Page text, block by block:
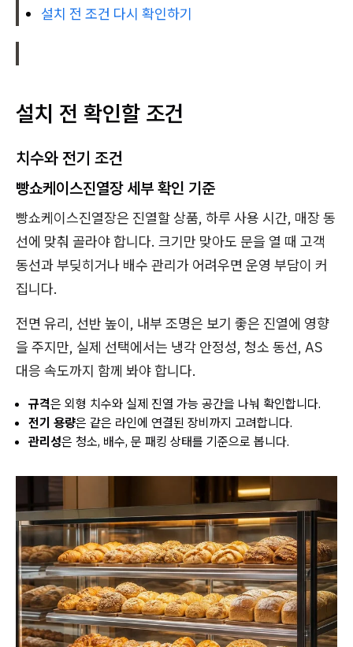
설치 전 조건 다시 확인하기
설치 전 확인할 조건
치수와 전기 조건
빵쇼케이스진열장 세부 확인 기준
빵쇼케이스진열장은 진열할 상품, 하루 사용 시간, 매장 동
선에 맞춰 골라야 합니다. 크기만 맞아도 문을 열 때 고객
동선과 부딪히거나 배수 관리가 어려우면 운영 부담이 커
집니다.
전면 유리, 선반 높이, 내부 조명은 보기 좋은 진열에 영향
을 주지만, 실제 선택에서는 냉각 안정성, 청소 동선, AS
대응 속도까지 함께 봐야 합니다.
규격은 외형 치수와 실제 진열 가능 공간을 나눠 확인합니다.
전기 용량은 같은 라인에 연결된 장비까지 고려합니다.
관리성은 청소, 배수, 문 패킹 상태를 기준으로 봅니다.